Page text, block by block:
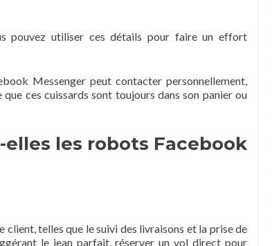
pouvez utiliser ces détails pour faire un effort
Messenger peut contacter personnellement,
ces cuissards sont toujours dans son panier ou
les robots Facebook
telles que le suivi des livraisons et la prise de
le jean parfait, réserver un vol direct pour